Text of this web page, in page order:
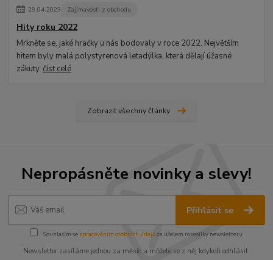
29.04.2023 Zajímavosti z obchodu
Hity roku 2022
Mrkněte se, jaké hračky u nás bodovaly v roce 2022. Největším
hitem byly malá polystyrenová letadýlka, která dělají úžasné
zákuty.číst celé
Zobrazit všechny články
Nepropásněte novinky a slevy!
Přihlásit se
Souhlasím se zpracováním osobních údajůza účelem rozesílky newsletteru.
Newsletter zasíláme jednou za měsíc a můžete se z něj kdykoli odhlásit.